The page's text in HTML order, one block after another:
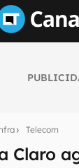
Telecom
Claro
sobre